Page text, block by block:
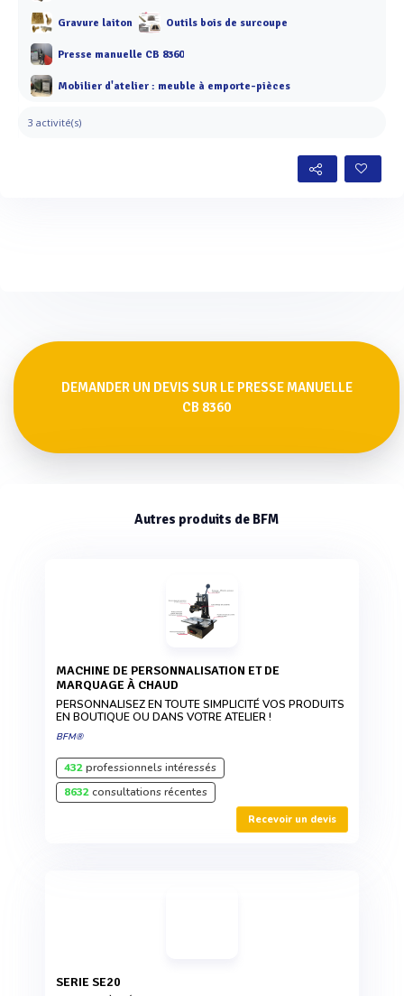
Gravure laiton Outils bois de surcoupe
Presse manuelle CB 8360
Mobilier d'atelier : meuble à emporte-pièces
3 activité(s)
DEMANDER UN DEVIS SUR LE PRESSE MANUELLE
CB 8360
Autres produits de BFM
MACHINE DE PERSONNALISATION ET DE
MARQUAGE À CHAUD
PERSONNALISEZ EN TOUTE SIMPLICITÉ VOS PRODUITS
EN BOUTIQUE OU DANS VOTRE ATELIER !
BFM®
432professionnels intéressés
8632consultations récentes
Recevoir un devis
SERIE SE20